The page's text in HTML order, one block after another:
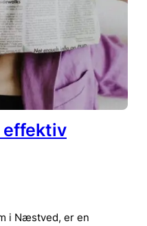
effektiv
i Næstved, er en